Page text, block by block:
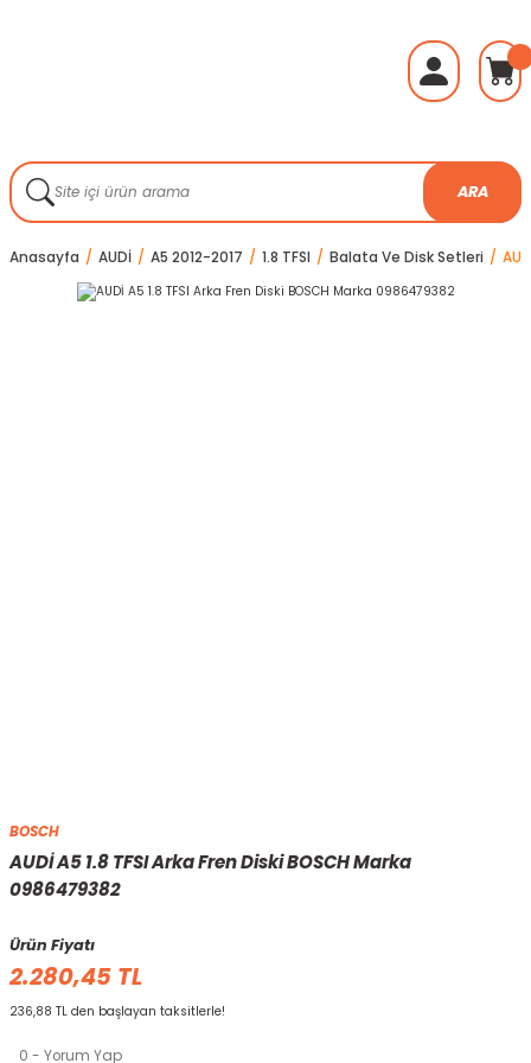
ARA
Anasayfa AUDİ A5 2012-2017 1.8 TFSI Balata Ve Disk Setleri
BOSCH
AUDİ A5 1.8 TFSI Arka Fren Diski BOSCH Marka
0986479382
Ürün Fiyatı
2.280,45 TL
236,88 TL den başlayan taksitlerle!
0 - Yorum Yap